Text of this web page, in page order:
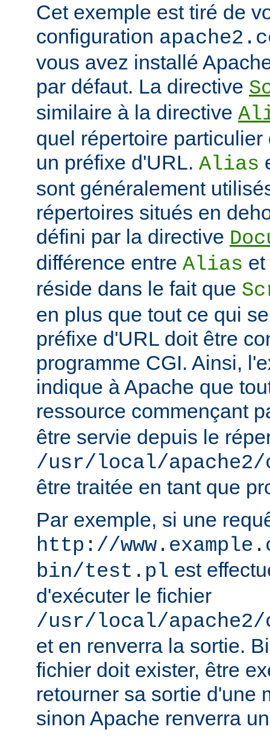
Cet exemple est tiré de
configuration
vous avez installé
par défaut. La directive
similaire à la directive
quel répertoire
un préfixe d'URL. Alias
sont généralement
répertoires situés en
défini par la directive
différence entre Alias et
réside dans le fait que
en plus que tout ce qui
préfixe d'URL doit être
programme CGI. Ainsi,
indique à Apache que
ressource commençant
être servie depuis le
/usr/local/
être traitée en tant que
Par exemple, si une
http://
bin/test.pl est
d'exécuter le fichier
/usr/local/
et en renverra la sortie.
fichier doit exister, être
retourner sa sortie d'une
sinon Apache renverra